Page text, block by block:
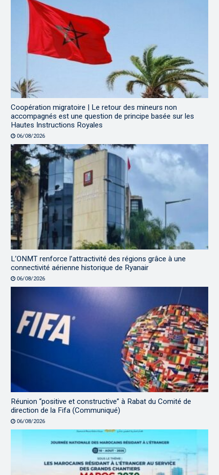
Coopération migratoire | Le retour des mineurs non
accompagnés est une question de principe basée sur les
Hautes Instructions Royales
06/08/2026
L’ONMT renforce l’attractivité des régions grâce à une
connectivité aérienne historique de Ryanair
06/08/2026
Réunion “positive et constructive” à Rabat du Comité de
direction de la Fifa (Communiqué)
06/08/2026